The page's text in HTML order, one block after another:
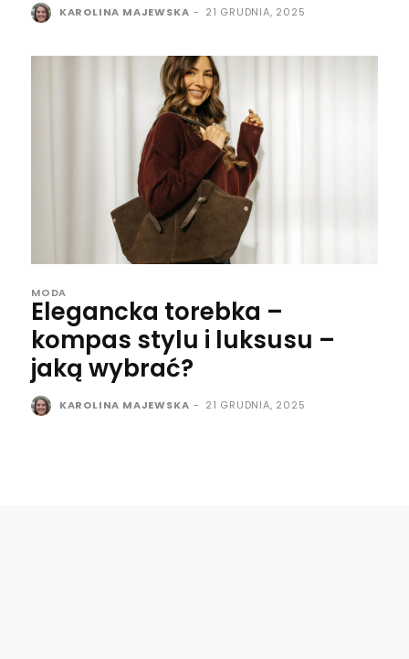
KAROLINA MAJEWSKA - 21 GRUDNIA, 2025
MODA
Elegancka torebka –
kompas stylu i luksusu –
jaką wybrać?
KAROLINA MAJEWSKA - 21 GRUDNIA, 2025